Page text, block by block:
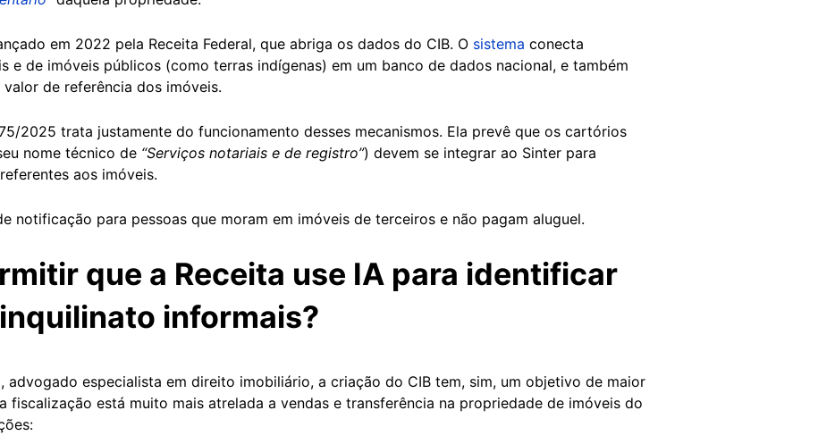
em 2022 pela Receita Federal, que abriga os dados do CIB. O sistema conecta
e de imóveis públicos (como terras indígenas) em um banco de dados nacional, e também
de referência dos imóveis.
2025 trata justamente do funcionamento desses mecanismos. Ela prevê que os cartórios
nome técnico de “Serviços notariais e de registro”) devem se integrar ao Sinter para
aos imóveis.
notificação para pessoas que moram em imóveis de terceiros e não pagam aluguel.
que a Receita use IA para identificar
informais?
, advogado especialista em direito imobiliário, a criação do CIB tem, sim, um objetivo de maior
fiscalização está muito mais atrelada a vendas e transferência na propriedade de imóveis do